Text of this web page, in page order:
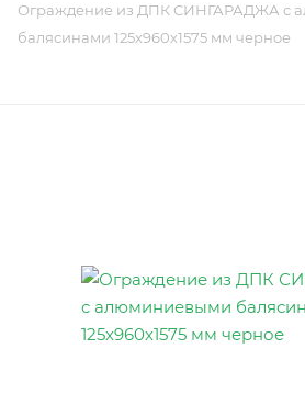
Ограждение из ДПК СИНГАРАДЖА c
балясинами 125х960х1575 мм черное